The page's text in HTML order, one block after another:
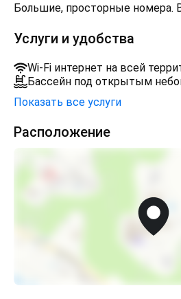
Большие, просторные номера.
Услуги и удобства
Wi-Fi интернет на всей
Бассейн под открытым
Показать все услуги
Расположение